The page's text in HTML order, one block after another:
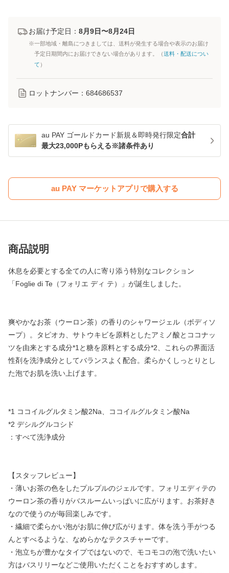
お届け予定日： 8月9日〜8月24日
※一部地域・離島につきましては、送料が発生する場合や表示のお届け
予定日期間内にお届けできない場合があります。（送料・配送につい
て ）
ロットナンバー： 684686537
au PAY ゴールドカード新規＆即時発行限定合計
最大23,000Pもらえる※諸条件あり
au PAY マーケットアプリで購入する
商品説明
休息を必要とする全ての人に寄り添う特別なコレクション
「Foglie di Te（フォリエ ディ テ）」が誕生しました。
爽やかなお茶（ウーロン茶）の香りのシャワージェル（ボディソ
ープ）。タピオカ、サトウキビを原料としたアミノ酸とココナッ
ツを由来とする成分*1と糖を原料とする成分*2、これらの界面活
性剤を洗浄成分としてバランスよく配合。柔らかくしっとりとし
た泡でお肌を洗い上げます。
*1 ココイルグルタミン酸2Na、ココイルグルタミン酸Na
*2 デシルグルコシド
：すべて洗浄成分
【スタッフレビュー】
・薄いお茶の色をしたプルプルのジェルです。フォリエディテの
ウーロン茶の香りがバスルームいっぱいに広がります。お茶好き
なので使うのが毎回楽しみです。
・繊細で柔らかい泡がお肌に伸び広がります。体を洗う手がつる
んとすべるような、なめらかなテクスチャーです。
・泡立ちが豊かなタイプではないので、モコモコの泡で洗いたい
方はバスリリーなどご使用いただくことをおすすめします。